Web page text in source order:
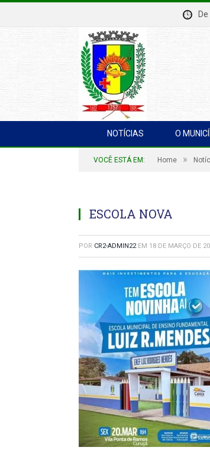
NOTÍCIAS O
VOCÊ ESTÁ EM: Home »
ESCOLA NOVA
POR CR2-ADMIN22 EM 18 DE MARÇO DE